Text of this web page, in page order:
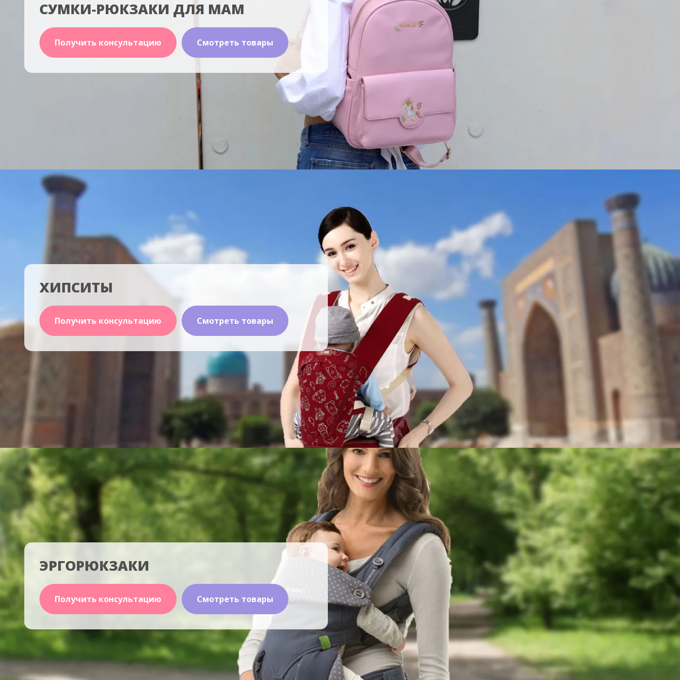
СУМКИ-РЮКЗАКИ ДЛЯ МАМ
Получить консультацию Смотреть товары
ХИПСИТЫ
Получить консультацию Смотреть товары
ЭРГОРЮКЗАКИ
Получить консультацию Смотреть товары